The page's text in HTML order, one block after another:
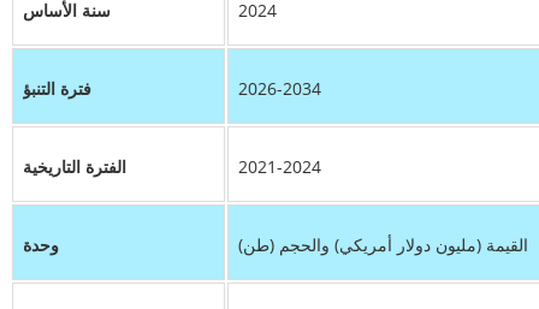
سنة الأساس 2024
فترة التنبؤ 2026-2034
الفترة التاريخية 2021-2024
وحدة القيمة (مليون دولار أمريكي) والحجم (طن)